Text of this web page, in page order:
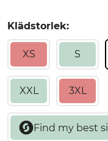
Klädstorlek:
XS S
XXL 3XL